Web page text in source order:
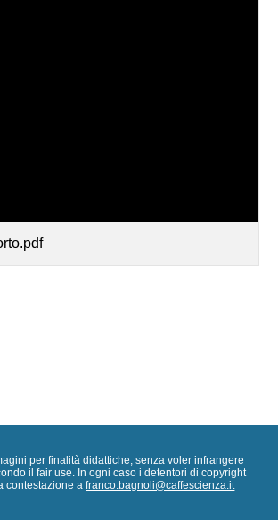
per finalità didattiche, senza voler infrangere
il fair use. In ogni caso i detentori di copyright
contestazione afranco.bagnoli@caffescienza.it